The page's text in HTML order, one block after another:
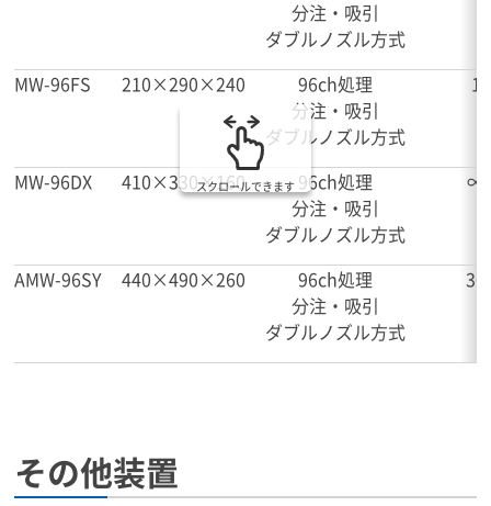
分注・吸引
ダブルノズル方式
MW-96FS
210×290×240
96ch処理
分注・吸引
ダブルノズル方式
1
MW-96DX 410×330×160
96ch処理
分注・吸引
ダブルノズル方式
∞
AMW-96SY 440×490×260
96ch処理
分注・吸引
ダブルノズル方式
30
スクロールできます
その他装置